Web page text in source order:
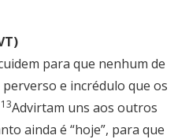
para que nenhum de
e incrédulo que os
13Advirtam uns aos outros
ainda é “hoje”, para que